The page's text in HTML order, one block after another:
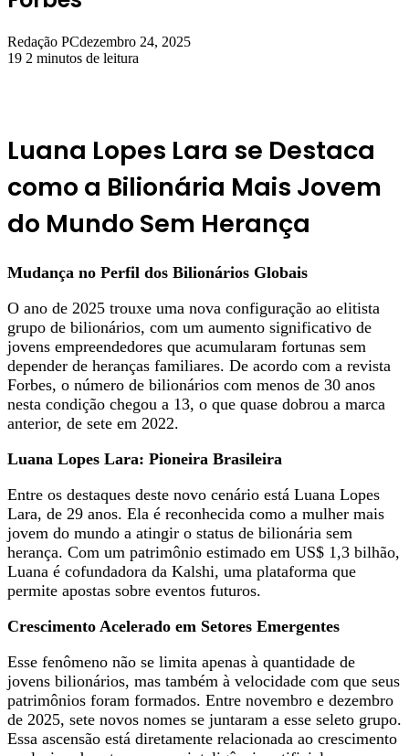
Redação PCdezembro 24, 2025
19 2 minutos de leitura
Luana Lopes Lara se Destaca
como a Bilionária Mais Jovem
do Mundo Sem Herança
Mudança no Perfil dos Bilionários Globais
O ano de 2025 trouxe uma nova configuração ao elitista
grupo de bilionários, com um aumento significativo de
jovens empreendedores que acumularam fortunas sem
depender de heranças familiares. De acordo com a revista
Forbes, o número de bilionários com menos de 30 anos
nesta condição chegou a 13, o que quase dobrou a marca
anterior, de sete em 2022.
Luana Lopes Lara: Pioneira Brasileira
Entre os destaques deste novo cenário está Luana Lopes
Lara, de 29 anos. Ela é reconhecida como a mulher mais
jovem do mundo a atingir o status de bilionária sem
herança. Com um patrimônio estimado em US$ 1,3 bilhão,
Luana é cofundadora da Kalshi, uma plataforma que
permite apostas sobre eventos futuros.
Crescimento Acelerado em Setores Emergentes
Esse fenômeno não se limita apenas à quantidade de
jovens bilionários, mas também à velocidade com que seus
patrimônios foram formados. Entre novembro e dezembro
de 2025, sete novos nomes se juntaram a esse seleto grupo.
Essa ascensão está diretamente relacionada ao crescimento